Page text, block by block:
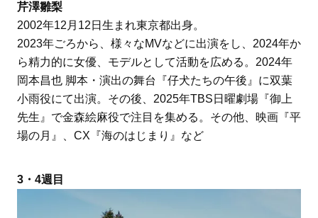
芹澤雛梨
2002年12月12日生まれ東京都出身。
2023年ごろから、様々なMVなどに出演をし、2024年か
ら精力的に女優、モデルとして活動を広める。2024年
岡本昌也 脚本・演出の舞台『仔犬たちの午後』に双葉
小雨役にて出演。その後、2025年TBS日曜劇場『御上
先生』で金森絵麻役で注目を集める。その他、映画『平
場の月』、CX『海のはじまり』など
3・4週目